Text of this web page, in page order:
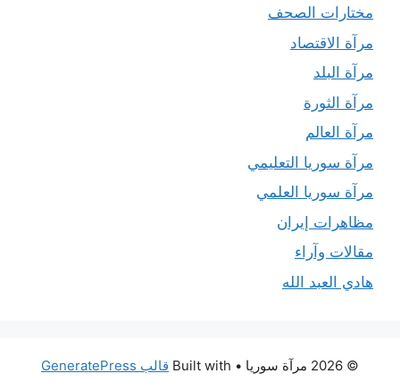
مختارات الصحف
مرآة الاقتصاد
مرآة البلد
مرآة الثورة
مرآة العالم
مرآة سوريا التعليمي
مرآة سوريا العلمي
مظاهرات إيران
مقالات وآراء
هادي العبد الله
© 2026 مرآة سوريا • Built with قالب GeneratePress